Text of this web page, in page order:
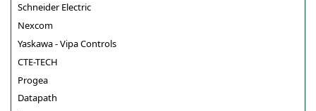
Schneider Electric
Nexcom
Yaskawa - Vipa Controls
CTE-TECH
Progea
Datapath